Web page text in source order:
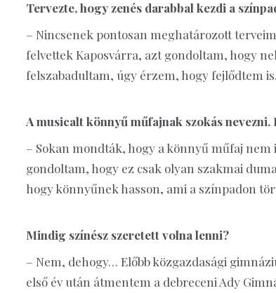
Tervezte, hogy zenés darabbal kezdi a
– Nincsenek pontosan meghatározott
felvettek Kaposvárra, azt gondoltam, hogy
felszabadultam, úgy érzem, hogy fejlődtem
A musicalt könnyű műfajnak szokás nevezni.
– Sokan mondták, hogy a könnyű műfaj
gondoltam, hogy ez csak olyan szakmai
hogy könnyűnek hasson, ami a színpadon
Mindig színész szeretett volna lenni?
– Nem, dehogy… Előbb közgazdasági
első év után átmentem a debreceni Ady